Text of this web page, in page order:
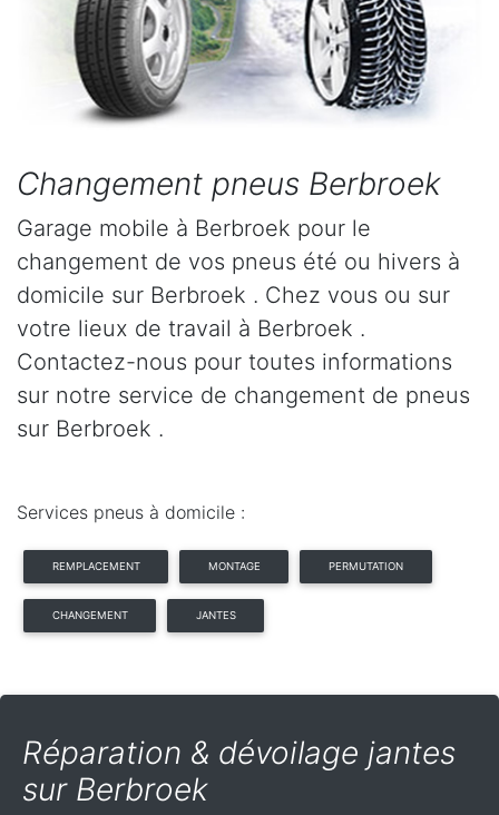
Changement pneus Berbroek
Garage mobile à Berbroek pour le
changement de vos pneus été ou hivers à
domicile sur Berbroek . Chez vous ou sur
votre lieux de travail à Berbroek .
Contactez-nous pour toutes informations
sur notre service de changement de pneus
sur Berbroek .
Services pneus à domicile :
REMPLACEMENT MONTAGE PERMUTATION
CHANGEMENT JANTES
Réparation & dévoilage jantes
sur Berbroek